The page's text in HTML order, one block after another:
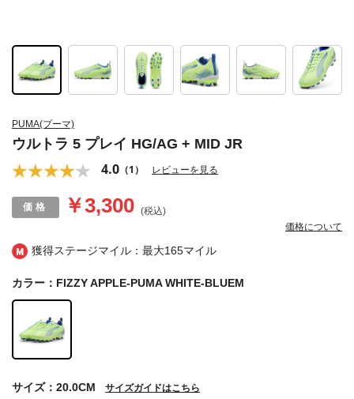
獲得ステージマイル：最大165マイル
PUMA(プーマ)
ウルトラ 5 プレイ HG/AG + MID JR
4.0 （1） レビューを見る
￥3,300 (税込)
価格について
カラー：FIZZY APPLE-PUMA WHITE-BLUEM
サイズ：20.0CM サイズガイドはこちら